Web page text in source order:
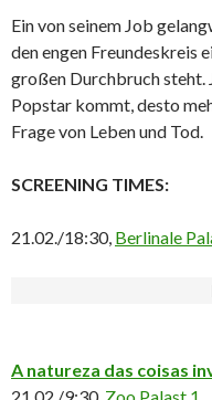
Ein von seinem Job
den engen Freundeskreis
großen Durchbruch steht.
Popstar kommt, desto
Frage von Leben und Tod.
SCREENING TIMES:
21.02./18:30, Berlinale
A natureza das coisas